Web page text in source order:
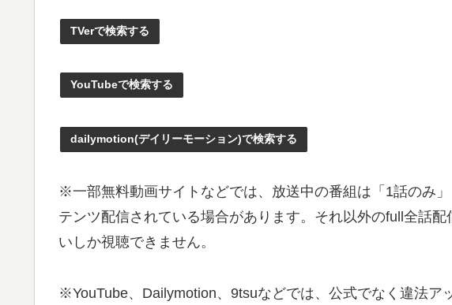
TVerで検索する
YouTubeで検索する
dailymotion(デイリーモーション)で検索する
※一部無料動画サイトなどでは、放送中の番組は「1話のみ
テンツ配信されている場合があります。それ以外のfull全話
いしか視聴できません。
※YouTube、Dailymotion、9tsuなどでは、公式でなく違法ア